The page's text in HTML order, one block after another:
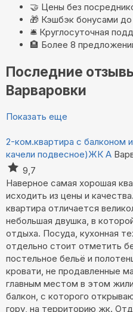
🤝 Цены без
🎁 Кэшбэк бонусами
🛎️ Круглосуточная
🏨 Более 8
Последние
Варваровки
Показать еще
2-ком.квартира с балконом
качели подвесное)ЖК А
9,7
Наверное самая хорошая
исходить из цены и
квартира отличается
небольшая двушка, в
отдыха. Посуда, кухонная
отдельно стоит отметить
постельное бельё и
кровати, не продавленные
главным местом в этом
балкон, с которого
гору, на территорию жк.